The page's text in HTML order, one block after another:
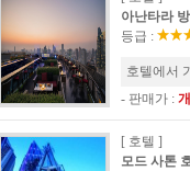
아난타라
등급 :
호텔에서
- 판매가 :
[ 호텔 ]
모드 사톤